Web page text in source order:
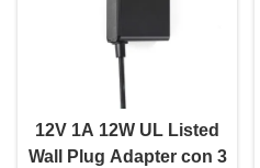
12V 1A 12W UL Listed
Wall Plug Adapter con 3